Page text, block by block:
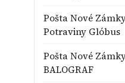
Pošta Nové
Potraviny Glóbus
Pošta Nové
BALOGRAF